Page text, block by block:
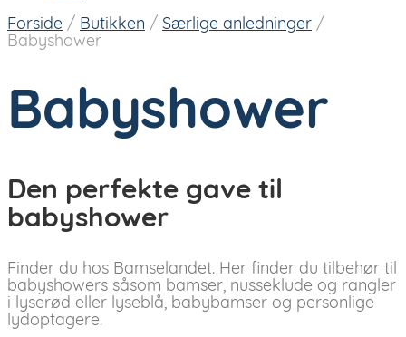
Forside / Butikken / Særlige anledninger /
Babyshower
Babyshower
Den perfekte gave til
babyshower
Finder du hos Bamselandet. Her finder du tilbehør til
babyshowers såsom bamser, nusseklude og rangler
i lyserød eller lyseblå, babybamser og personlige
lydoptagere.